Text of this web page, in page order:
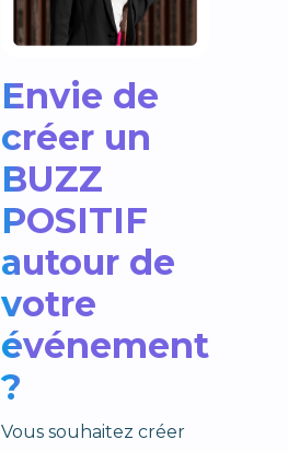
Envie de
créer un
BUZZ
POSITIF
autour de
votre
événement
?
Vous souhaitez créer